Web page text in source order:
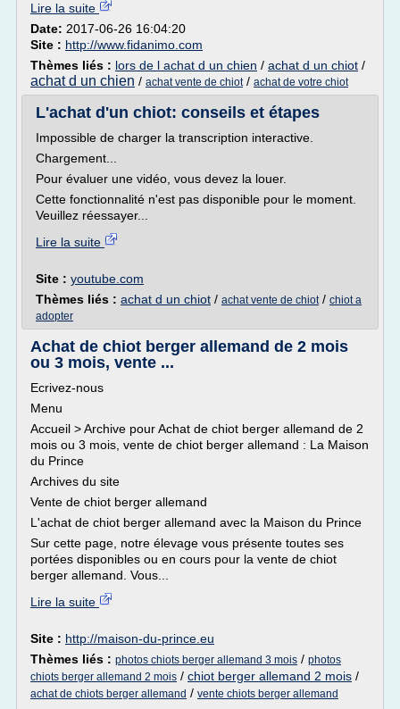
Lire la suite
Date: 2017-06-26 16:04:20
Site : http://www.fidanimo.com
Thèmes liés : lors de l achat d un chien / achat d un chiot /
achat d un chien / achat vente de chiot/ achat de votre chiot
L'achat d'un chiot: conseils et étapes
Impossible de charger la transcription interactive.
Chargement...
Pour évaluer une vidéo, vous devez la louer.
Cette fonctionnalité n'est pas disponible pour le moment.
Veuillez réessayer...
Lire la suite
Site : youtube.com
Thèmes liés : achat d un chiot / achat vente de chiot/ chiot a
adopter
Achat de chiot berger allemand de 2 mois
ou 3 mois, vente ...
Ecrivez-nous
Menu
Accueil > Archive pour Achat de chiot berger allemand de 2
mois ou 3 mois, vente de chiot berger allemand : La Maison
du Prince
Archives du site
Vente de chiot berger allemand
L'achat de chiot berger allemand avec la Maison du Prince
Sur cette page, notre élevage vous présente toutes ses
portées disponibles ou en cours pour la vente de chiot
berger allemand. Vous...
Lire la suite
Site : http://maison-du-prince.eu
Thèmes liés : photos chiots berger allemand 3 mois / photos
chiots berger allemand 2 mois / chiot berger allemand 2 mois /
achat de chiots berger allemand / vente chiots berger allemand